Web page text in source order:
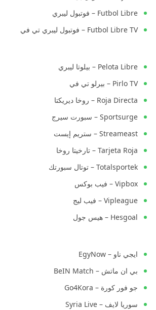
Futbol Libre – فوتبول ليبري
Futbol Libre TV – فوتبول ليبري تي في
Pelota Libre – بيلوتا ليبري
Pirlo TV – بيرلو تي في
Roja Directa – روخا ديريكتا
Sportsurge – سبورت سيرج
Streameast – ستريم إيست
Tarjeta Roja – تارخيتا روخا
Totalsportek – توتال سبورتك
Vipbox – فيب بوكس
Vipleague – فيب ليج
Hesgoal – هيس جول
ايجي ناو – EgyNow
بي ان ماتش – BeIN Match
جو فور كورة – Go4Kora
سوريا لايف – Syria Live